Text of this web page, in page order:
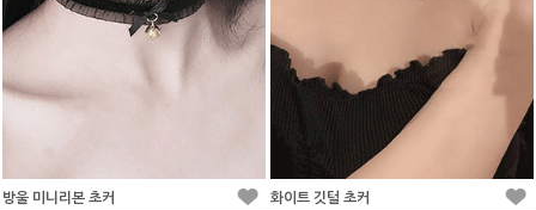
방울 미니리본 초커 화이트 깃털 초커